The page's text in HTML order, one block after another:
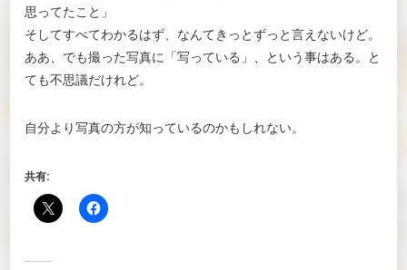
思ってたこと」
そしてすべてわかるはず、なんてきっとずっと言えないけど。
ああ、でも撮った写真に「写っている」、という事はある。と
ても不思議だけれど。
自分より写真の方が知っているのかもしれない。
共有: